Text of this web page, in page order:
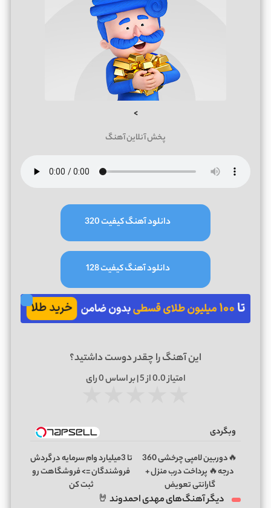
>
پخش آنلاین آهنگ
دانلود آهنگ کیفیت 320
دانلود آهنگ کیفیت 128
این آهنگ را چقدر دوست داشتید؟
امتیاز0.0از 5 | بر اساس 0رای
وبگردی
🔥دوربین لامپی چرخشی 360
درجه🔥 پرداخت درب منزل +
گارانتی تعویض
تا 3میلیارد وام سرمایه در گردش
فروشندگان => فروشگاهت رو
ثبت کن
دیگر آهنگ‌های مهدی احمدوند 🤘